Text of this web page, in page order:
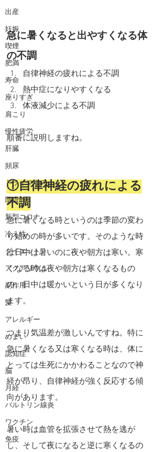
出産
妊娠
喫煙
肥満
寿命
座りすぎ
肩こり
慢性疲労
肝臓
頻尿
ドライマウス
陰虚
新型コロナ
冷え性
ダイエット
アクアリウム
副作用
髪
アレルギー
めまい
認知症
脳
月経
バルトリン線炎
ワクチン
免疫
急に暑くなると出やすくなる体
の不調
自律神経の疲れによる不調
熱中症になりやすくなる
体液減少による不調
順番に説明しますね。
①自律神経の疲れによる
不調
急に暑くなる時というのは季節の変わ
り始めの時が多いです。そのような時
は日中は暑いのに夜や朝方は寒い。寒
くなる時は夜や朝方は寒くなるもの
の、日中は暖かいという日が多くなり
ます。
つまり気温差が激しいんですね。特に
急に暑くなる又は寒くなる時は、体に
とっては生死にかかわることなので神
経が昂り、自律神経が強く反応する傾
向があります。
暑い時は血管を拡張させて熱を逃が
し、そして夜になると逆に寒くなるの